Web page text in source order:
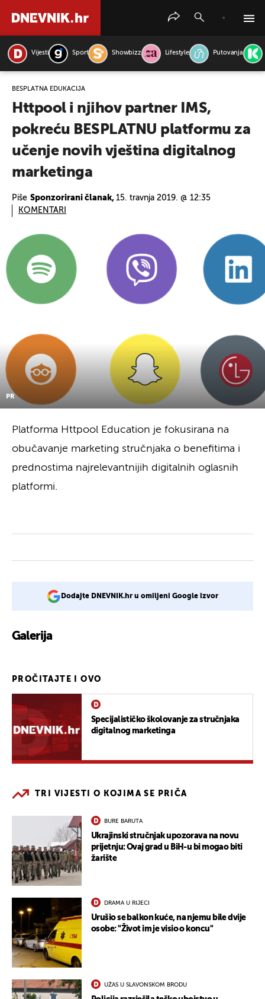
Vijesti Sport Showbizz Lifestyle Putovanja
BESPLATNA EDUKACIJA
Httpool i njihov partner IMS,
pokreću BESPLATNU platformu za
učenje novih vještina digitalnog
marketinga
Piše Sponzorirani članak, 15. travnja 2019. @ 12:35
KOMENTARI
PR
Platforma Httpool Education je fokusirana na
obučavanje marketing stručnjaka o benefitima i
prednostima najrelevantnijih digitalnih oglasnih
platformi.
Dodajte DNEVNIK.hr u omiljeni Google izvor
Galerija
PROČITAJTE I OVO
Specijalističko školovanje za stručnjaka
digitalnog marketinga
TRI VIJESTI O KOJIMA SE PRIČA
BURE BARUTA
Ukrajinski stručnjak upozorava na novu
prijetnju: Ovaj grad u BiH-u bi mogao biti
žarište
DRAMA U RIJECI
Urušio se balkon kuće, na njemu bile dvije
osobe: "Život im je visio o koncu"
UŽAS U SLAVONSKOM BRODU
PRETRAŽITE VIJESTI